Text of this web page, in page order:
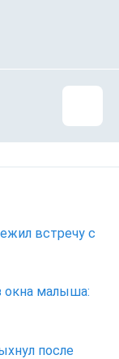
встречу с
окна малыша:
после